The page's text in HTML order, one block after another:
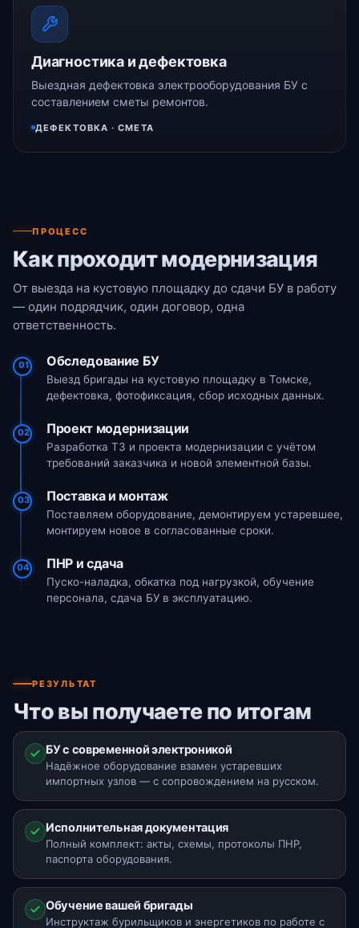
Диагностика и дефектовка
Выездная дефектовка электрооборудования БУ с
составлением сметы ремонтов.
ДЕФЕКТОВКА · СМЕТА
ПРОЦЕСС
Как проходит модернизация
От выезда на кустовую площадку до сдачи БУ в работу
— один подрядчик, один договор, одна
ответственность.
01 Обследование БУ
Выезд бригады на кустовую площадку в Томске,
дефектовка, фотофиксация, сбор исходных данных.
02 Проект модернизации
Разработка ТЗ и проекта модернизации с учётом
требований заказчика и новой элементной базы.
03 Поставка и монтаж
Поставляем оборудование, демонтируем устаревшее,
монтируем новое в согласованные сроки.
04 ПНР и сдача
Пуско-наладка, обкатка под нагрузкой, обучение
персонала, сдача БУ в эксплуатацию.
РЕЗУЛЬТАТ
Что вы получаете по итогам
БУ с современной электроникой
Надёжное оборудование взамен устаревших
импортных узлов — с сопровождением на русском.
Исполнительная документация
Полный комплект: акты, схемы, протоколы ПНР,
паспорта оборудования.
Обучение вашей бригады
Инструктаж бурильщиков и энергетиков по работе с